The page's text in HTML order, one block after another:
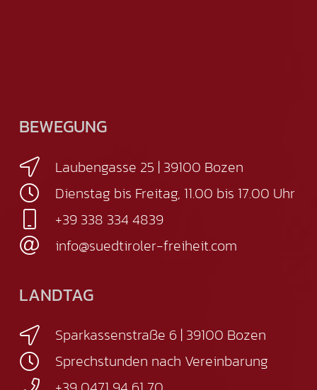
BEWEGUNG
Laubengasse 25 | 39100 Bozen
Dienstag bis Freitag, 11.00 bis 17.00 Uhr
+39 338 334 4839
info@suedtiroler-freiheit.com
LANDTAG
Sparkassenstraße 6 | 39100 Bozen
Sprechstunden nach Vereinbarung